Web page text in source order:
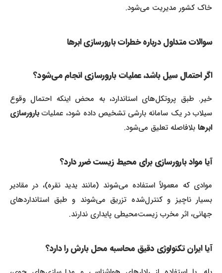
خاک کشور مدیریت می‌شود.
سوالات متداول درباره خطرات بارورسازی ابرها
اگر احتمال سیل باشد، عملیات بارورسازی انجام می‌شود؟
خیر. طبق پروتکل‌های استاندارد، به محض اینکه احتمال وقوع
سیلاب در یک سامانه بارشی تشخیص داده شود، عملیاتبارورسازی
ابرهابلافاصله تعلیق می‌شود.
آیا مواد بارورسازی برای محیط زیست ضرر دارد؟
موادی که معمولاً استفاده می‌شوند (مانند یدید نقره)، در مقادیر
بسیار ناچیز و کنترل‌شده تزریق می‌شوند و طبق استانداردهای
جهانی، اثر مخرب زیست‌محیطی پایداری ندارند.
آیا ایران تکنولوژی دقیق محاسبه محل بارش را دارد؟